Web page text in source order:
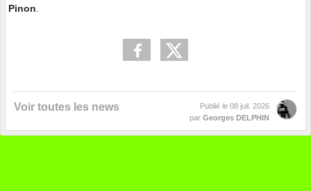
Pinon
Voir toutes les news Publié le 08 juil. 2026
par Georges DELPHIN